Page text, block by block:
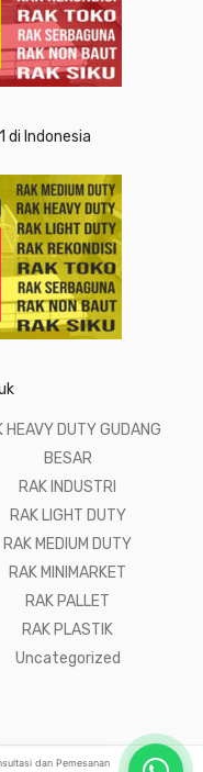
di Indonesia
HEAVY DUTY GUDANG
BESAR
RAK INDUSTRI
RAK LIGHT DUTY
RAK MEDIUM DUTY
RAK MINIMARKET
RAK PALLET
RAK PLASTIK
Uncategorized
dan Pemesanan